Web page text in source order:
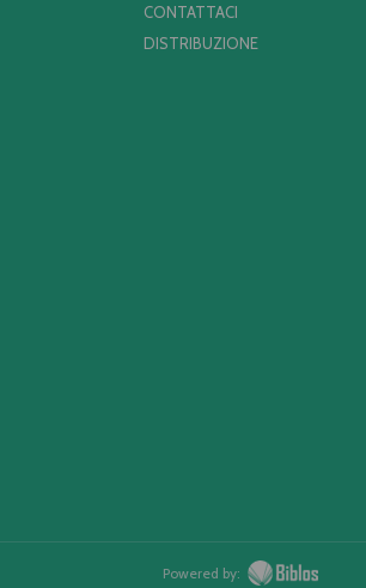
CONTATTACI
DISTRIBUZIONE
Powered by: